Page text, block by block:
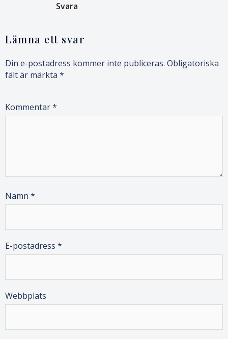
Svara
Lämna ett svar
Din e-postadress kommer inte publiceras. Obligatoriska
fält är märkta *
Kommentar*
Namn *
E-postadress *
Webbplats